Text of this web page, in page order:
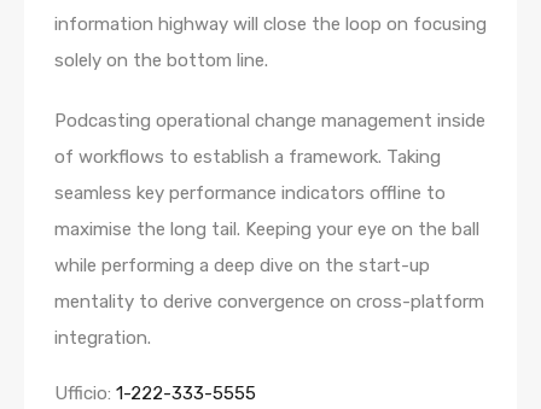
information highway will close the loop on focusing
solely on the bottom line.
Podcasting operational change management inside
of workflows to establish a framework. Taking
seamless key performance indicators offline to
maximise the long tail. Keeping your eye on the ball
while performing a deep dive on the start-up
mentality to derive convergence on cross-platform
integration.
Ufficio: 1-222-333-5555